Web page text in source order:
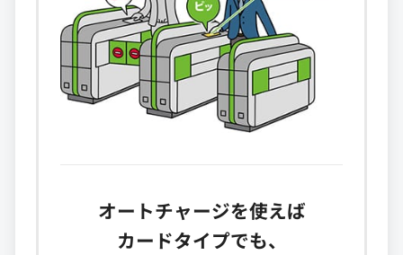
オートチャージを使えば
カードタイプでも、